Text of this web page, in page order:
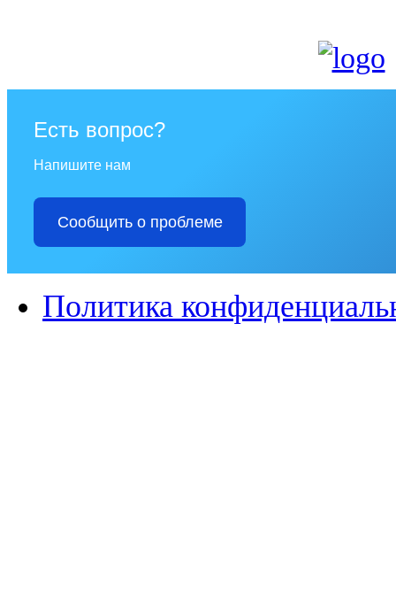
Есть вопрос?
Напишите нам
Сообщить о проблеме
Политика